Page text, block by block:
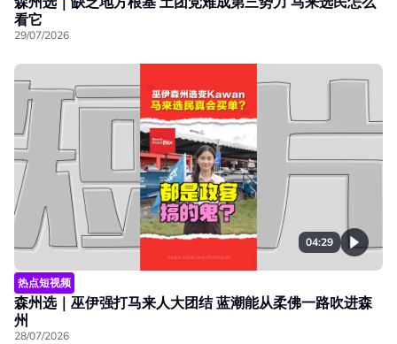
看它
29/07/2026
04:29
热点短视频
森州选｜巫伊强打马来人大团结 蓝潮能从柔佛一路吹进森
州
28/07/2026